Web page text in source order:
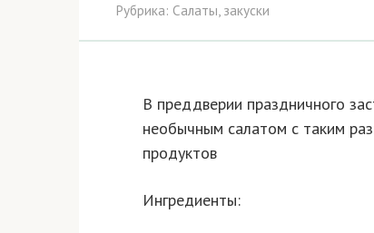
Рубрика: Салаты, закуски
В преддверии праздничного
необычным салатом с таким
продуктов
Ингредиенты: